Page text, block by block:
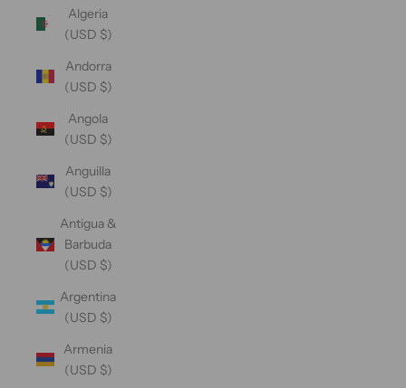
Algeria
(USD $)
Andorra
(USD $)
Angola
(USD $)
Anguilla
(USD $)
Antigua &
Barbuda
(USD $)
Argentina
(USD $)
Armenia
(USD $)